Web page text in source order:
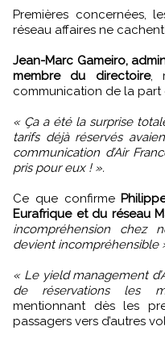
Premières concernées, les agences positionnées sur le
réseau affaires ne
Jean-Marc Gameiro,
membre du directoire,
communication de la
« Ça a été la surprise
tarifs déjà réservés
communication d’Air
pris pour eux ! ».
Ce que confirme
Eurafrique et du réseau
incompréhension chez
devient incompréhensible
« Le yield management
de réservations les
mentionnant dès les
passagers vers d’autres